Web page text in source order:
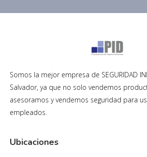
Somos la mejor empresa de SEGURIDAD
Salvador, ya que no solo vendemos
asesoramos y vendemos seguridad para
empleados.
Ubicaciones